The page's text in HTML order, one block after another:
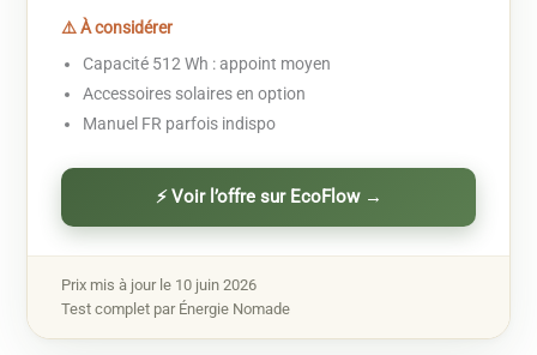
⚠️ À considérer
Capacité 512 Wh : appoint moyen
Accessoires solaires en option
Manuel FR parfois indispo
⚡ Voir l’offre sur EcoFlow →
Prix mis à jour le 10 juin 2026
Test complet par Énergie Nomade